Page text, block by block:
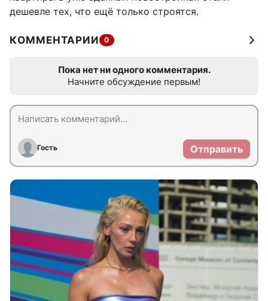
дешевле тех, что ещё только строятся.
КОММЕНТАРИИ 0
Пока нет ни одного комментария.
Начните обсуждение первым!
Гость Отправить